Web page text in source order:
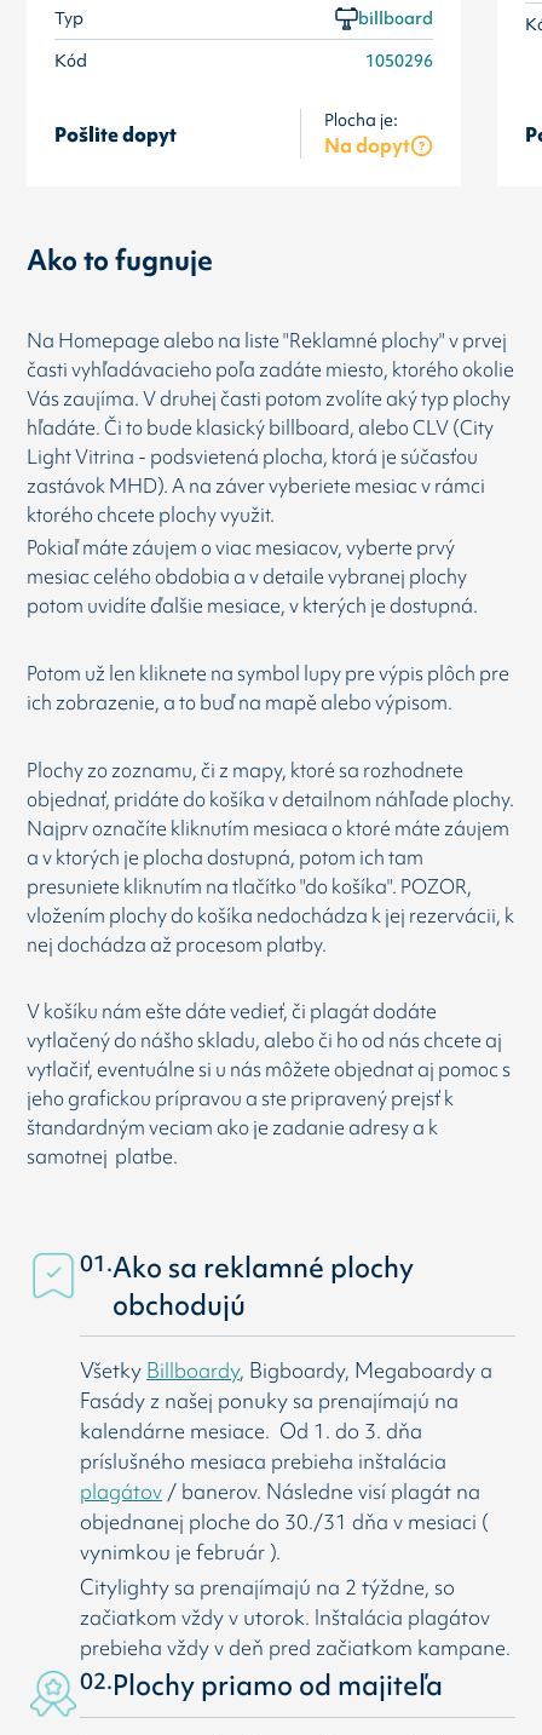
Typ
billboard
Kód
1050296
Pošlite dopyt
Plocha je:
Na dopyt
Ako to fugnuje
Na Homepage alebo na liste "Reklamné plochy" v prvej
časti vyhľadávacieho poľa zadáte miesto, ktorého okolie
Vás zaujíma. V druhej časti potom zvolíte aký typ plochy
hľadáte. Či to bude klasický billboard, alebo CLV (City
Light Vitrina - podsvietená plocha, ktorá je súčasťou
zastávok MHD). A na záver vyberiete mesiac v rámci
ktorého chcete plochy využit.
Pokiaľ máte záujem o viac mesiacov, vyberte prvý
mesiac celého obdobia a v detaile vybranej plochy
potom uvidíte ďalšie mesiace, v kterých je dostupná.
Potom už len kliknete na symbol lupy pre výpis plôch pre
ich zobrazenie, a to buď na mapě alebo výpisom.
Plochy zo zoznamu, či z mapy, ktoré sa rozhodnete
objednať, pridáte do košíka v detailnom náhľade plochy.
Najprv označíte kliknutím mesiaca o ktoré máte záujem
a v ktorých je plocha dostupná, potom ich tam
presuniete kliknutím na tlačítko "do košíka". POZOR,
vložením plochy do košíka nedochádza k jej rezervácii, k
nej dochádza až procesom platby.
V košíku nám ešte dáte vedieť, či plagát dodáte
vytlačený do nášho skladu, alebo či ho od nás chcete aj
vytlačiť, eventuálne si u nás môžete objednat aj pomoc s
jeho grafickou prípravou a ste pripravený prejsť k
štandardným veciam ako je zadanie adresy a k
samotnej platbe.
01.Ako sa reklamné plochy
obchodujú
Všetky Billboardy, Bigboardy, Megaboardy a
Fasády z našej ponuky sa prenajímajú na
kalendárne mesiace. Od 1. do 3. dňa
príslušného mesiaca prebieha inštalácia
plagátov / banerov. Následne visí plagát na
objednanej ploche do 30./31 dňa v mesiaci (
vynimkou je február ).
Citylighty sa prenajímajú na 2 týždne, so
začiatkom vždy v utorok. Inštalácia plagátov
prebieha vždy v deň pred začiatkom kampane.
02.Plochy priamo od majiteľa